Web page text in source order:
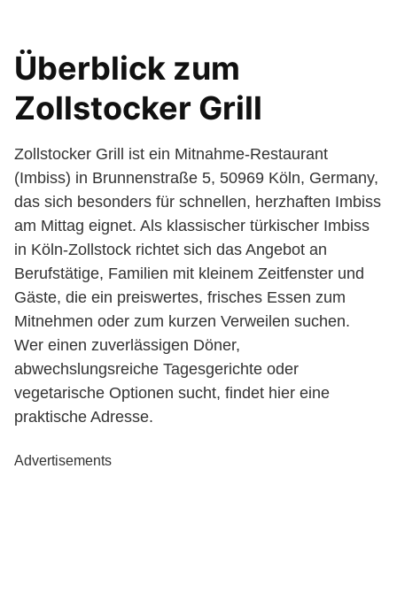
Überblick zum
Zollstocker Grill
Zollstocker Grill ist ein Mitnahme-Restaurant
(Imbiss) in Brunnenstraße 5, 50969 Köln, Germany,
das sich besonders für schnellen, herzhaften Imbiss
am Mittag eignet. Als klassischer türkischer Imbiss
in Köln-Zollstock richtet sich das Angebot an
Berufstätige, Familien mit kleinem Zeitfenster und
Gäste, die ein preiswertes, frisches Essen zum
Mitnehmen oder zum kurzen Verweilen suchen.
Wer einen zuverlässigen Döner,
abwechslungsreiche Tagesgerichte oder
vegetarische Optionen sucht, findet hier eine
praktische Adresse.
Advertisements